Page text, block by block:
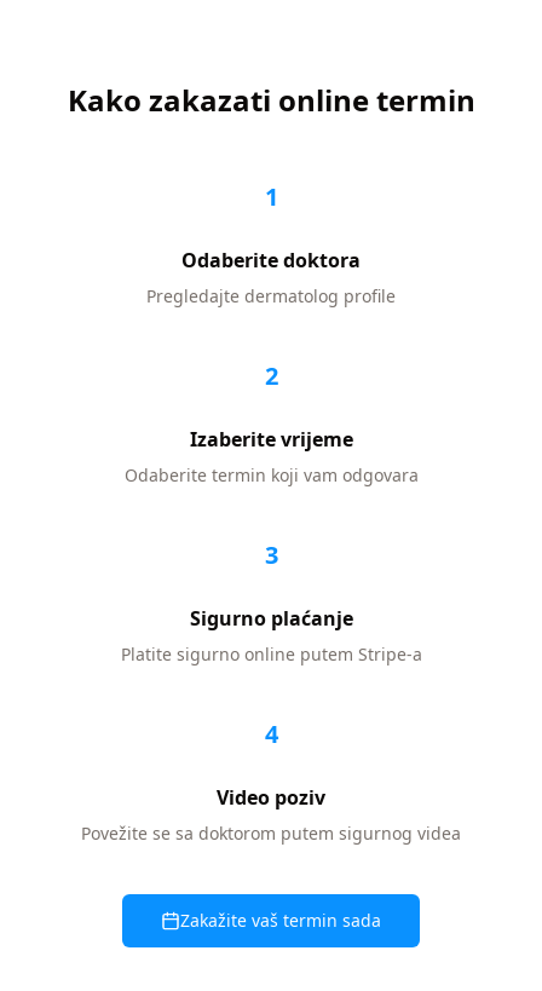
Kako zakazati online termin
1
Odaberite doktora
Pregledajte dermatolog profile
2
Izaberite vrijeme
Odaberite termin koji vam odgovara
3
Sigurno plaćanje
Platite sigurno online putem Stripe-a
4
Video poziv
Povežite se sa doktorom putem sigurnog videa
Zakažite vaš termin sada